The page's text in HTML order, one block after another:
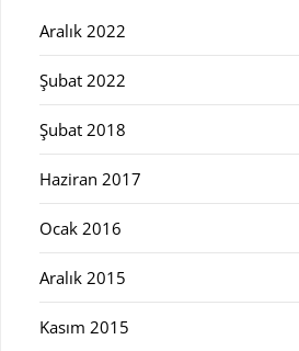
Aralık 2022
Şubat 2022
Şubat 2018
Haziran 2017
Ocak 2016
Aralık 2015
Kasım 2015